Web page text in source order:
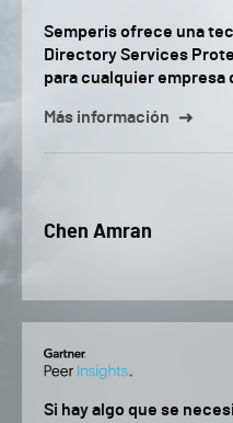
Semperis ofrece una
Directory Services
para cualquier
Más información
Chen Amran
Si hay algo que se